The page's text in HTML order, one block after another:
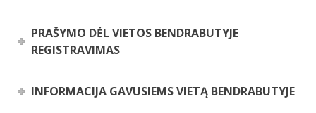
PRAŠYMO DĖL VIETOS BENDRABUTYJE
REGISTRAVIMAS
INFORMACIJA GAVUSIEMS VIETĄ BENDRABUTYJE